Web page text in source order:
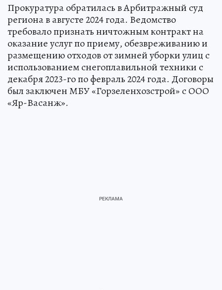
Прокуратура обратилась в Арбитражный суд
региона в августе 2024 года. Ведомство
требовало признать ничтожным контракт на
оказание услуг по приему, обезвреживанию и
размещению отходов от зимней уборки улиц с
использованием снегоплавильной техники с
декабря 2023-го по февраль 2024 года. Договоры
был заключен МБУ «Горзеленхозстрой» с ООО
«Яр-Васанж».